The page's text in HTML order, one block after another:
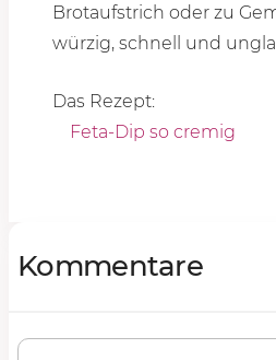
Brotaufstrich oder zu
würzig, schnell und
Das Rezept:
Feta-Dip so cremig
Kommentare